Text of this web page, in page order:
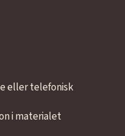
eller telefonisk
i materialet